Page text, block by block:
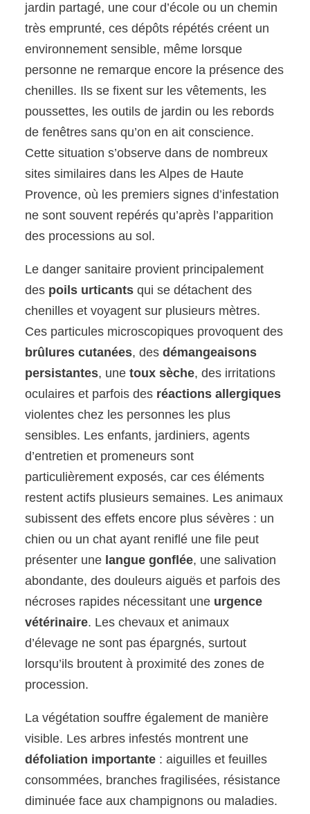
jardin partagé, une cour d’école ou un chemin
très emprunté, ces dépôts répétés créent un
environnement sensible, même lorsque
personne ne remarque encore la présence des
chenilles. Ils se fixent sur les vêtements, les
poussettes, les outils de jardin ou les rebords
de fenêtres sans qu’on en ait conscience.
Cette situation s’observe dans de nombreux
sites similaires dans les Alpes de Haute
Provence, où les premiers signes d’infestation
ne sont souvent repérés qu’après l’apparition
des processions au sol.
Le danger sanitaire provient principalement
des poils urticants qui se détachent des
chenilles et voyagent sur plusieurs mètres.
Ces particules microscopiques provoquent des
brûlures cutanées, desdémangeaisons
persistantes, unetoux sèche, des irritations
oculaires et parfois des réactions allergiques
violentes chez les personnes les plus
sensibles. Les enfants, jardiniers, agents
d’entretien et promeneurs sont
particulièrement exposés, car ces éléments
restent actifs plusieurs semaines. Les animaux
subissent des effets encore plus sévères : un
chien ou un chat ayant reniflé une file peut
présenter une langue gonflée, une salivation
abondante, des douleurs aiguës et parfois des
nécroses rapides nécessitant une urgence
vétérinaire. Les chevaux et animaux
d’élevage ne sont pas épargnés, surtout
lorsqu’ils broutent à proximité des zones de
procession.
La végétation souffre également de manière
visible. Les arbres infestés montrent une
défoliation importante : aiguilles et feuilles
consommées, branches fragilisées, résistance
diminuée face aux champignons ou maladies.